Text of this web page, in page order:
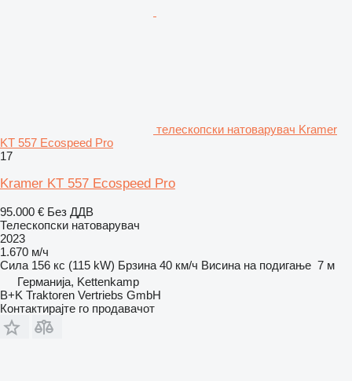
телескопски натоварувач Kramer
KT 557 Ecospeed Pro
17
Kramer KT 557 Ecospeed Pro
95.000 € Без ДДВ
Телескопски натоварувач
2023
1.670 м/ч
Сила 156 кс (115 kW) Брзина 40 км/ч Висина на подигање 7 м
Германија, Kettenkamp
B+K Traktoren Vertriebs GmbH
Контактирајте го продавачот